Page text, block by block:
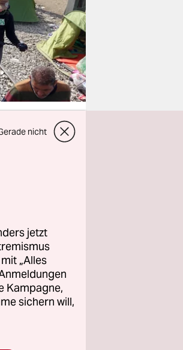
nicht
jetzt
„Alles
Kampagne,
sichern will,